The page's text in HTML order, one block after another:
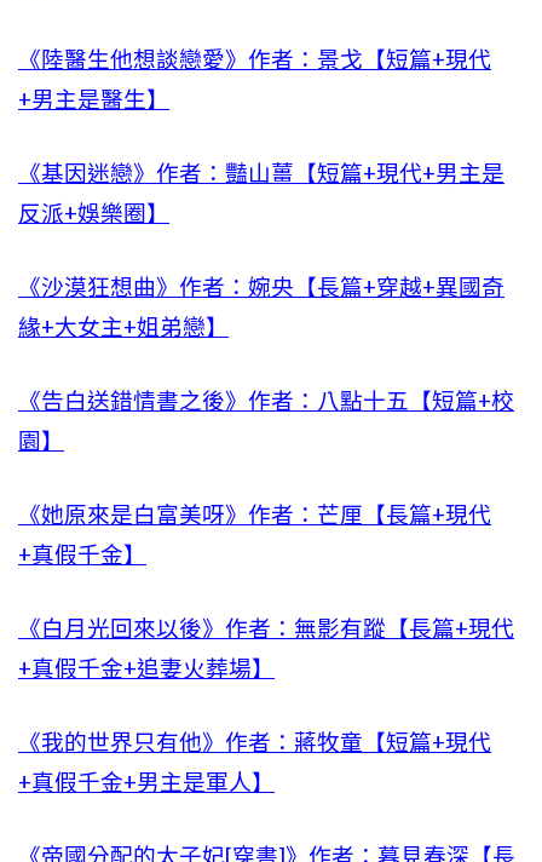
《陸醫生他想談戀愛》作者：景戈【短篇+現代
+男主是醫生】
《基因迷戀》作者：豔山薑【短篇+現代+男主是
反派+娛樂圈】
《沙漠狂想曲》作者：婉央【長篇+穿越+異國奇
緣+大女主+姐弟戀】
《告白送錯情書之後》作者：八點十五【短篇+校
園】
《她原來是白富美呀》作者：芒厘【長篇+現代
+真假千金】
《白月光回來以後》作者：無影有蹤【長篇+現代
+真假千金+追妻火葬場】
《我的世界只有他》作者：蔣牧童【短篇+現代
+真假千金+男主是軍人】
《帝國分配的太子妃[穿書]》作者：暮見春深【長